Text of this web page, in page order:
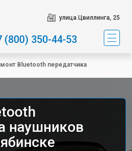
улица Цвиллинга, 25
(800) 350-44-53
Bluetooth передатчика
наушников